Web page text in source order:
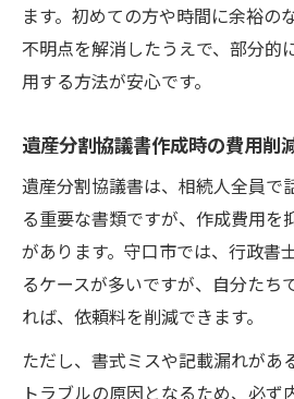
ます。初めての方や時間に余裕の
不明点を解消したうえで、部分的
用する方法が安心です。
遺産分割協議書作成時の費用削
遺産分割協議書は、相続人全員で
る重要な書類ですが、作成費用を
があります。守口市では、行政書
るケースが多いですが、自分たち
れば、依頼料を削減できます。
ただし、書式ミスや記載漏れがあ
トラブルの原因となるため、必ず